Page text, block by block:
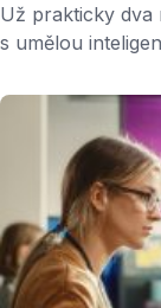
Už prakticky dva
s umělou
generativní
doslova boom
oblastech, a to
například v